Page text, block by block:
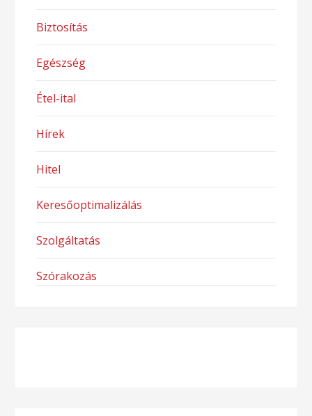
Biztosítás
Egészség
Étel-ital
Hírek
Hitel
Keresőoptimalizálás
Szolgáltatás
Szórakozás